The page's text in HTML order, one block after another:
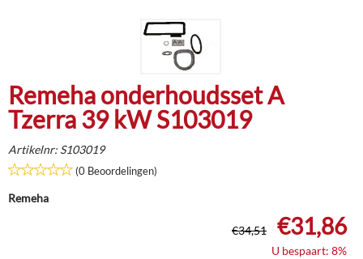
Remeha onderhoudsset A
Tzerra 39 kW S103019
Artikelnr: S103019
(0 Beoordelingen)
Remeha
€34,51 €31,86
U bespaart: 8%